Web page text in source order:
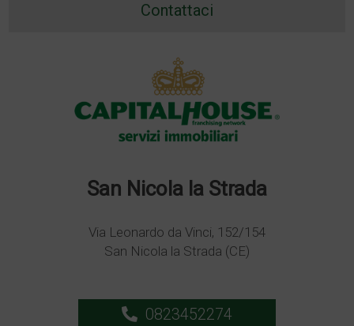
Contattaci
San Nicola la Strada
Via Leonardo da Vinci, 152/154
San Nicola la Strada (CE)
0823452274